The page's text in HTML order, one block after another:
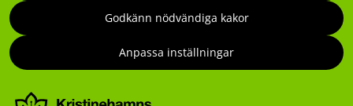
Godkänn nödvändiga kakor
Anpassa inställningar